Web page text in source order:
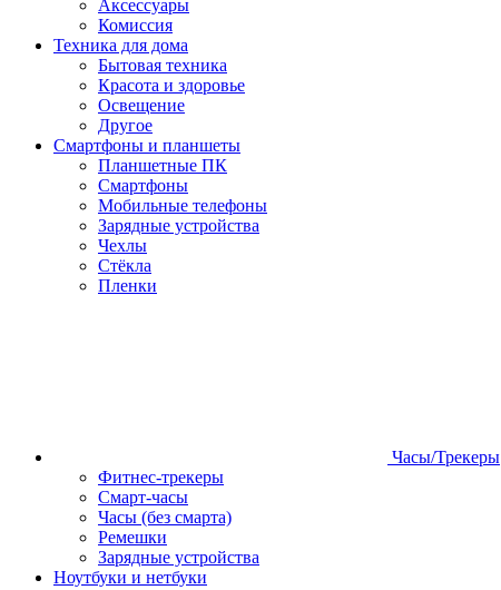
Аксессуары
Комиссия
Техника для дома
Бытовая техника
Красота и здоровье
Освещение
Другое
Смартфоны и планшеты
Планшетные ПК
Смартфоны
Мобильные телефоны
Зарядные устройства
Чехлы
Стёкла
Пленки
Часы/Трекеры
Фитнес-трекеры
Смарт-часы
Часы (без смарта)
Ремешки
Зарядные устройства
Ноутбуки и нетбуки